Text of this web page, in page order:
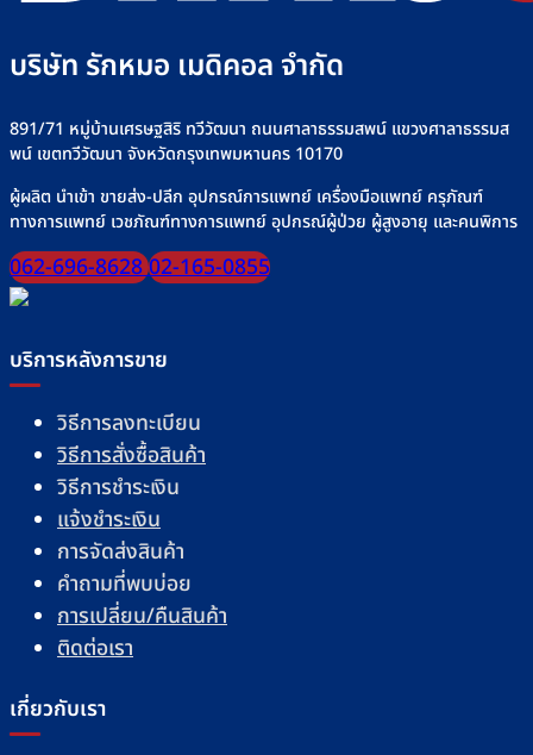
chosen
on
product
บริษัท รักหมอ เมดิคอล จำกัด
891/71 หมู่บ้านเศรษฐสิริ ทวีวัฒนา ถนนศาลาธรรมสพน์ แขวงศาลาธรรมส
พน์ เขตทวีวัฒนา จังหวัดกรุงเทพมหานคร 10170
ผู้ผลิต นำเข้า ขายส่ง-ปลีก อุปกรณ์การแพทย์ เครื่องมือแพทย์ ครุภัณฑ์
ทางการแพทย์ เวชภัณฑ์ทางการแพทย์ อุปกรณ์ผู้ป่วย ผู้สูงอายุ และคนพิการ
062-696-862802-165-0855
บริการหลังการขาย
วิธีการลงทะเบียน
วิธีการสั่งซื้อสินค้า
วิธีการชำระเงิน
แจ้งชำระเงิน
การจัดส่งสินค้า
คำถามที่พบบ่อย
การเปลี่ยน/คืนสินค้า
ติดต่อเรา
เกี่ยวกับเรา